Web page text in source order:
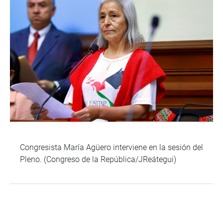
Congresista María Agüero interviene en la sesión del
Pleno. (Congreso de la República/JReátegui)